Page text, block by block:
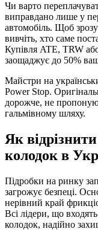
Чи варто
виправдано лише у
автомобіль. Щоб
вивчіть, хто саме
Купівля ATE, TRW
заощаджує до 50%
Майстри на
Power Stop.
дорожче, не
гальмівному шляху.
Як
колодок в
Підробки на ринку
загрожує безпеці.
нерівний край
Всі лідери, що
колодок, надійно